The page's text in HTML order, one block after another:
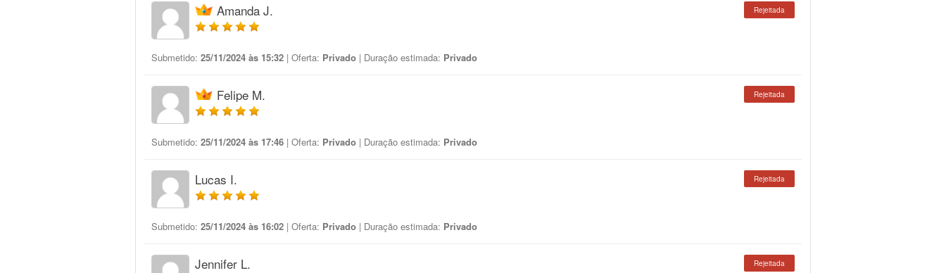
Amanda J. Rejeitada
Submetido: 25/11/2024 às 15:32 | Oferta: Privado | Duração estimada: Privado
Felipe M. Rejeitada
Submetido: 25/11/2024 às 17:46 | Oferta: Privado | Duração estimada: Privado
Lucas I. Rejeitada
Submetido: 25/11/2024 às 16:02 | Oferta: Privado | Duração estimada: Privado
Jennifer L. Rejeitada